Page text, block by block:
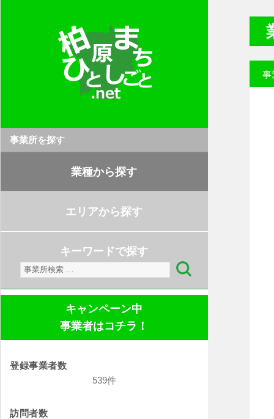
事業所を探す
業種から探す
エリアから探す
キーワードで探す
検
索:
キャンペーン中
事業者はコチラ！
登録事業者数
539件
訪問者数
事